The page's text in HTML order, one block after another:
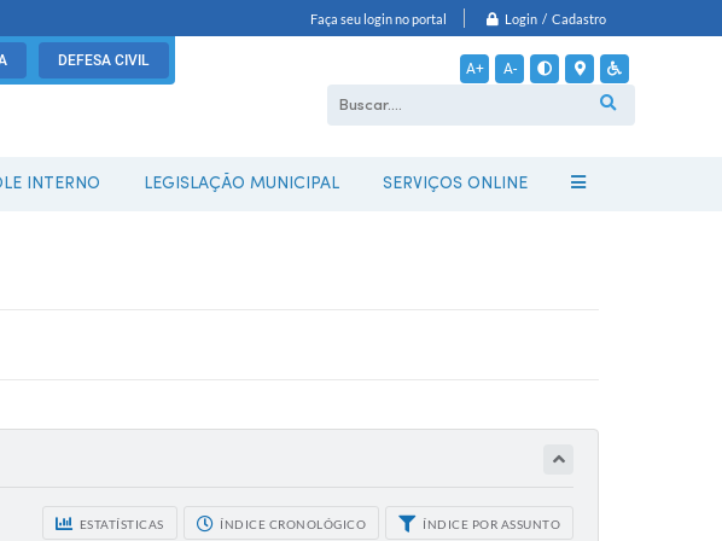
Faça seu login no portal Login / Cadastro
DEFESA CIVIL A+ A-
INTERNO LEGISLAÇÃO MUNICIPAL SERVIÇOS ONLINE
ESTATÍSTICAS ÍNDICE CRONOLÓGICO ÍNDICE POR ASSUNTO